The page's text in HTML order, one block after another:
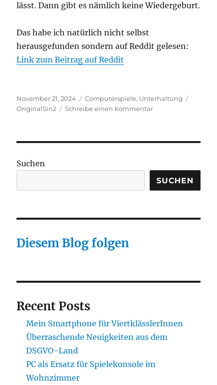
lässt. Dann gibt es nämlich keine Wiedergeburt.
Das habe ich natürlich nicht selbst
herausgefunden sondern auf Reddit gelesen:
Link zum Beitrag auf Reddit
Veröffentlicht
am
November 21, 2024 Kategorien
Computerspiele, Unterhaltung
OriginalSin2
Schreibe einen Kommentarzu
Wiedergänger
besiegen
Suchen
SUCHEN
Diesem Blog folgen
Recent Posts
Mein Smartphone für ViertklässlerInnen
Überraschende Neuigkeiten aus dem
DSGVO-Land
PC als Ersatz für Spielekonsole im
Wohnzimmer